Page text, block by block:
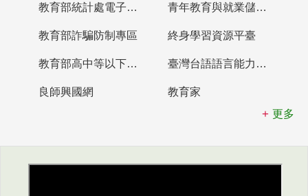
教育部統計處電子書櫃 青年教育與就業儲蓄帳戶
教育部詐騙防制專區 終身學習資源平臺
教育部高中等以下學校及幼兒園教師資格檢定考試 臺灣台語語言能力認證網站
良師興國網
教育家
更多